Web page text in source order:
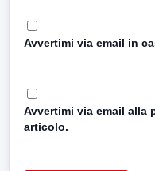
Avvertimi via email in
Avvertimi via email alla
articolo.